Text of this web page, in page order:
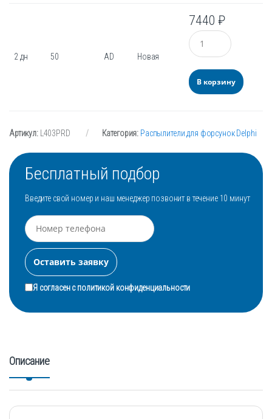
2 дн 50 AD Новая
7440₽
Количество
В корзину
Артикул: L403PRD Категория: Распылители для форсунок Delphi
Бесплатный подбор
Введите свой номер и наш менеджер позвонит в течение 10 минут
Я согласен сполитикой конфиденциальности
Описание